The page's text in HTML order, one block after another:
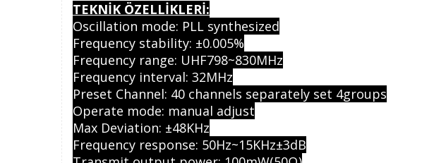
TEKNİK ÖZELLİKLERİ:
Oscillation mode: PLL synthesized
Frequency stability: ±0.005%
Frequency range: UHF798~830MHz
Frequency interval: 32MHz
Preset Channel: 40 channels separately set 4groups
Operate mode: manual adjust
Max Deviation: ±48KHz
Frequency response: 50Hz~15KHz±3dB